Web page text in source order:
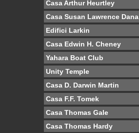
Casa Arthur Heurtley
Casa Susan Lawrence Dana
Edifici Larkin
Casa Edwin H. Cheney
Yahara Boat Club
Unity Temple
Casa D. Darwin Martin
Casa F.F. Tomek
Casa Thomas Gale
Casa Thomas Hardy